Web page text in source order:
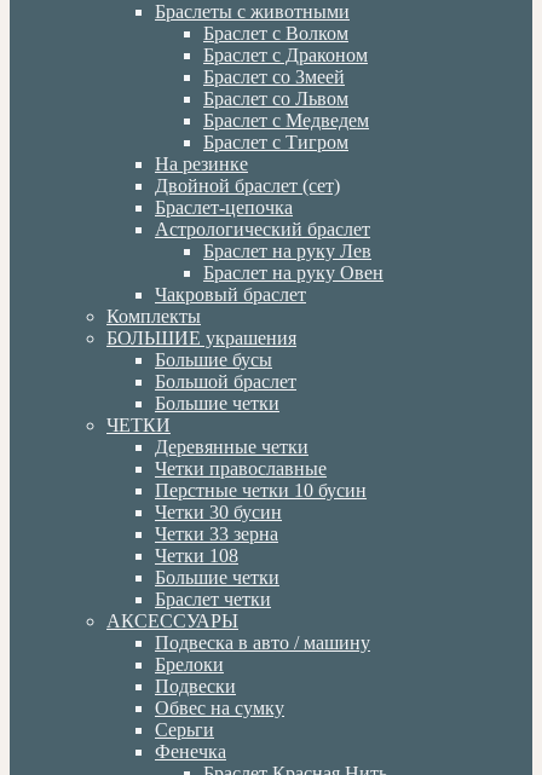
Браслеты с животными
Браслет с Волком
Браслет с Драконом
Браслет со Змеей
Браслет со Львом
Браслет с Медведем
Браслет с Тигром
На резинке
Двойной браслет (сет)
Браслет-цепочка
Астрологический браслет
Браслет на руку Лев
Браслет на руку Овен
Чакровый браслет
Комплекты
БОЛЬШИЕ украшения
Большие бусы
Большой браслет
Большие четки
ЧЕТКИ
Деревянные четки
Четки православные
Перстные четки 10 бусин
Четки 30 бусин
Четки 33 зерна
Четки 108
Большие четки
Браслет четки
АКСЕССУАРЫ
Подвеска в авто / машину
Брелоки
Подвески
Обвес на сумку
Серьги
Фенечка